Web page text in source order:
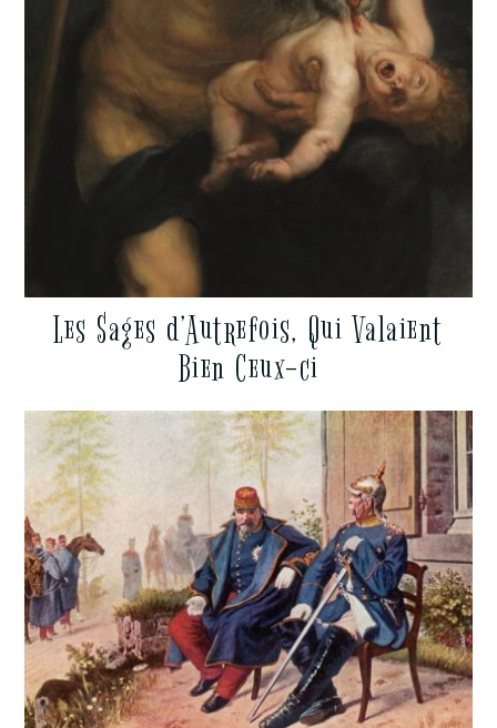
Les Sages d’Autrefois, Qui Valaient
Bien Ceux-ci